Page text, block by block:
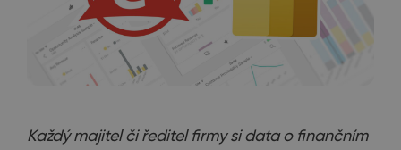
Každý majitel či ředitel firmy si data o finančním